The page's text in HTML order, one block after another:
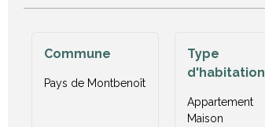
Commune
Pays de Montbenoît
Type
d'habitation
Appartement
Maison